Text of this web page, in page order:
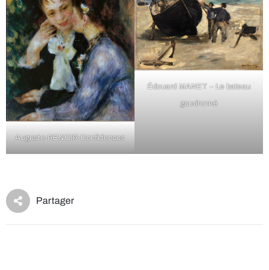
Auguste-RENOIR-Confidences
Édouard MANET – Le bateau
goudronné